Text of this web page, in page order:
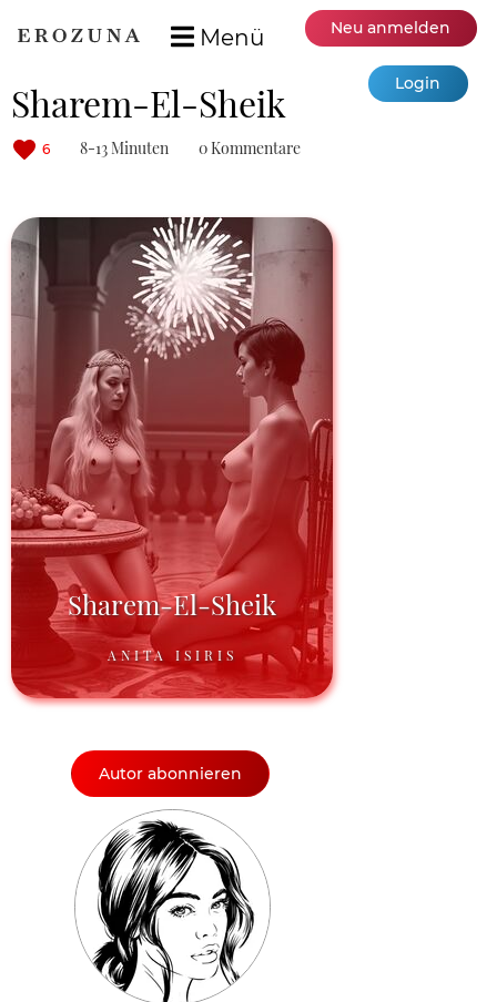
Menü Neu anmelden
Login
Sharem-El-Sheik
6 8-13 Minuten 0 Kommentare
Sharem-El-Sheik
ANITA ISIRIS
Autor abonnieren